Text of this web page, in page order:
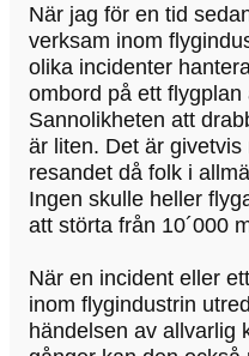
När jag för en tid
verksam inom
olika incidenter
ombord på ett
Sannolikheten att
är liten. Det är
resandet då folk i
Ingen skulle heller
att störta från 10´000
När en incident eller
inom flygindustrin
händelsen av allvarlig